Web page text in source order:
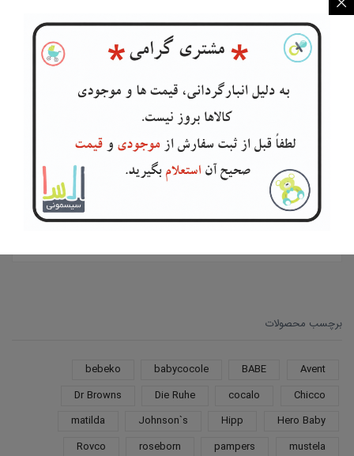
توالت فرنگی کودک سامیات...
اطلاعات بیشتر
چوب لباسی کودک 6عددی
۱۱۰,۰۰۰ تومان
انتخاب گزینه ها
برچسب محصولات
Avent
BABE
babycocole
bebeko
Chicco
cocalo
Die Ruhe
Dr Browns
Hero Baby
Hipp
Johnson`s
matilda
mustela
pampers
roseborn
Rovco